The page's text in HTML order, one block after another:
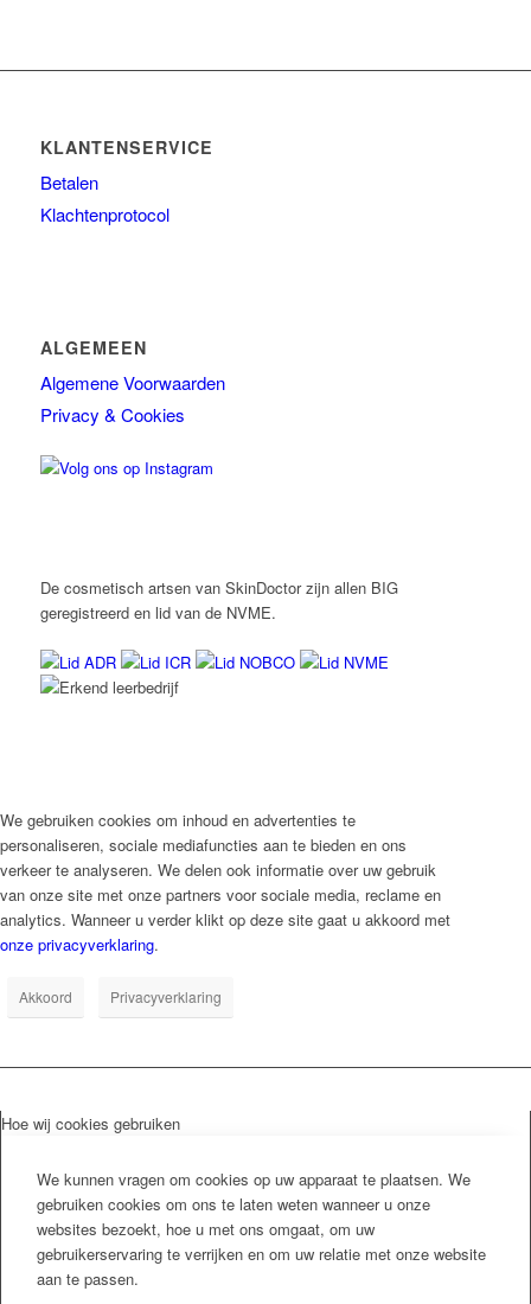
KLANTENSERVICE
Betalen
Klachtenprotocol
ALGEMEEN
Algemene Voorwaarden
Privacy & Cookies
De cosmetisch artsen van SkinDoctor zijn allen BIG
geregistreerd en lid van de NVME.
We gebruiken cookies om inhoud en advertenties te
personaliseren, sociale mediafuncties aan te bieden en ons
verkeer te analyseren. We delen ook informatie over uw gebruik
van onze site met onze partners voor sociale media, reclame en
analytics. Wanneer u verder klikt op deze site gaat u akkoord met
onze privacyverklaring.
Akkoord Privacyverklaring
Hoe wij cookies gebruiken
We kunnen vragen om cookies op uw apparaat te plaatsen. We
gebruiken cookies om ons te laten weten wanneer u onze
websites bezoekt, hoe u met ons omgaat, om uw
gebruikerservaring te verrijken en om uw relatie met onze website
aan te passen.